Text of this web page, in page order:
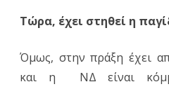
Τώρα, έχει στηθεί η
Όμως, στην πράξη έχει
και η ΝΔ είναι